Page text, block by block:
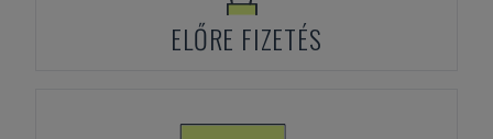
ELŐRE FIZETÉS